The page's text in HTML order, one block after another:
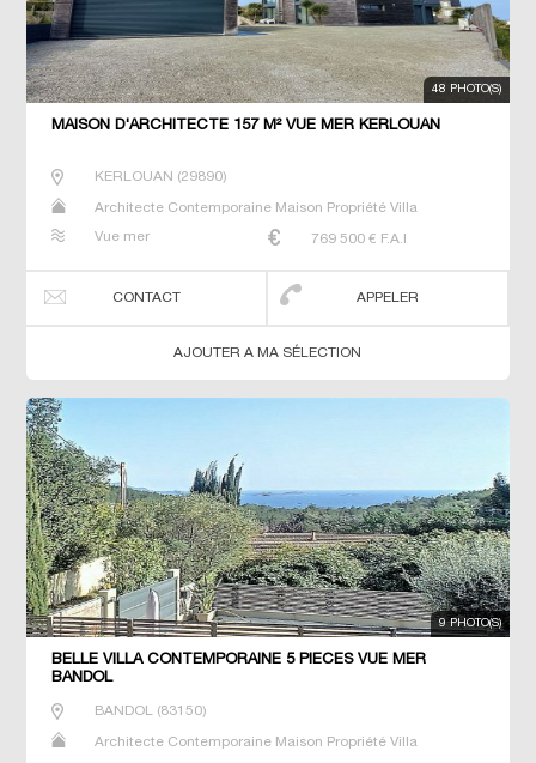
48 PHOTO(S)
MAISON D'ARCHITECTE 157 M² VUE MER KERLOUAN
KERLOUAN (29890)
Architecte Contemporaine Maison Propriété Villa
Vue mer 769 500 € F.A.I
CONTACT APPELER
AJOUTER A MA SÉLECTION
9 PHOTO(S)
BELLE VILLA CONTEMPORAINE 5 PIECES VUE MER
BANDOL
BANDOL(83150)
Architecte Contemporaine Maison Propriété Villa